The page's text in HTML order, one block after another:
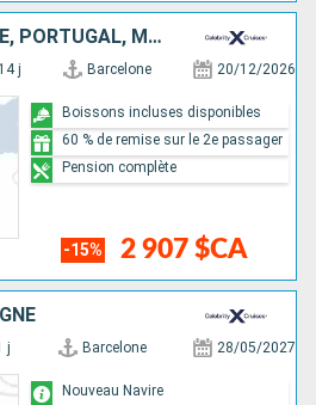
LANZAROTE, TENERIFE, PORTUGAL, MAROC, ESPAGNE
14 j Barcelone 20/12/2026
-15% 2 907 $CA
Boissons incluses disponibles
60 % de remise sur le 2e passager
Pension complète
j Barcelone 28/05/2027
Nouveau Navire